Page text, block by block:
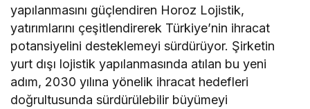
yapılanmasını güçlendiren Horoz Lojistik,
yatırımlarını çeşitlendirerek Türkiye’nin ihracat
potansiyelini desteklemeyi sürdürüyor. Şirketin
yurt dışı lojistik yapılanmasında atılan bu yeni
adım, 2030 yılına yönelik ihracat hedefleri
doğrultusunda sürdürülebilir büyümeyi